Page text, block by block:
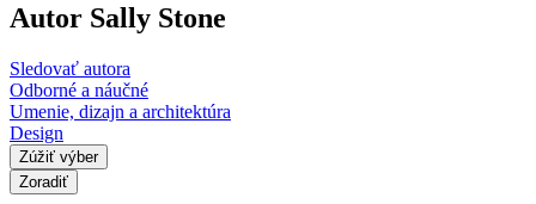
Autor Sally Stone
Sledovať autora
Odborné a náučné
Umenie, dizajn a architektúra
Design
Zúžiť výber
Zoradiť